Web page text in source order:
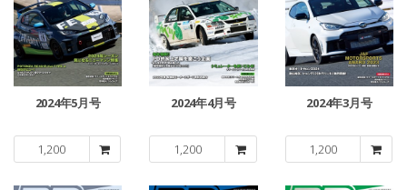
2024年5月号
1,200
2024年4月号
1,200
2024年3月号
1,200